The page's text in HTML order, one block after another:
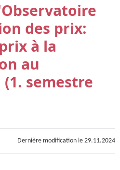
des prix:
à la
au
semestre
Dernière modification le 29.11.2024